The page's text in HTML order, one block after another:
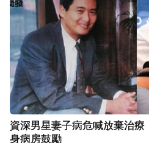
資深男星妻子病危喊放棄治
身病房鼓勵